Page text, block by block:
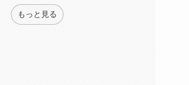
もっと見る